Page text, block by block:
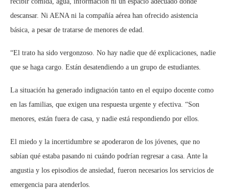
descansar. Ni AENA ni la compañía aérea han ofrecido asistencia
básica, a pesar de tratarse de menores de edad.
“El trato ha sido vergonzoso. No hay nadie que dé explicaciones, nadie
que se haga cargo. Están desatendiendo a un grupo de estudiantes.
La situación ha generado indignación tanto en el equipo docente como
en las familias, que exigen una respuesta urgente y efectiva. “Son
menores, están fuera de casa, y nadie está respondiendo por ellos.
El miedo y la incertidumbre se apoderaron de los jóvenes, que no
sabían qué estaba pasando ni cuándo podrían regresar a casa. Ante la
angustia y los episodios de ansiedad, fueron necesarios los servicios de
emergencia para atenderlos.